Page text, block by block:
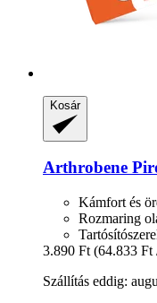
Kosár
Arthrobene
Kámfort és
Rozmaring
3.890 Ft (64.833 Ft
Szállítás eddig: